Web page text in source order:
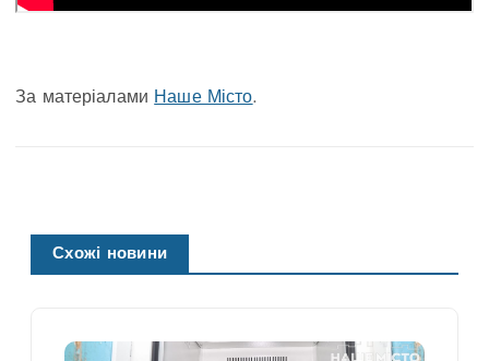
За матеріалами Наше Місто.
Схожі новини